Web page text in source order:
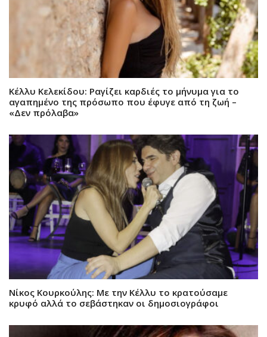
Κέλλυ Κελεκίδου: Ραγίζει καρδιές το μήνυμα για το
αγαπημένο της πρόσωπο που έφυγε από τη ζωή –
«Δεν πρόλαβα»
Νίκος Κουρκούλης: Με την Κέλλυ το κρατούσαμε
κρυφό αλλά το σεβάστηκαν οι δημοσιογράφοι